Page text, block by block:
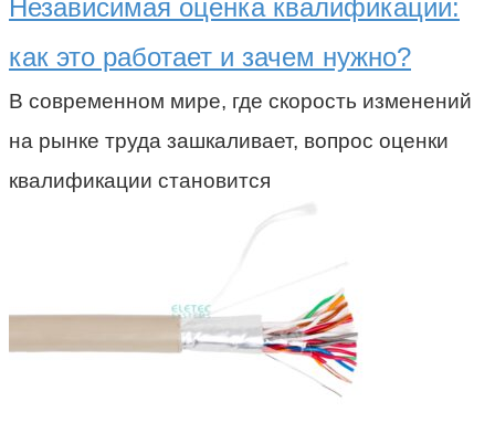
Независимая оценка квалификации:
как это работает и зачем нужно?
В современном мире, где скорость изменений
на рынке труда зашкаливает, вопрос оценки
квалификации становится